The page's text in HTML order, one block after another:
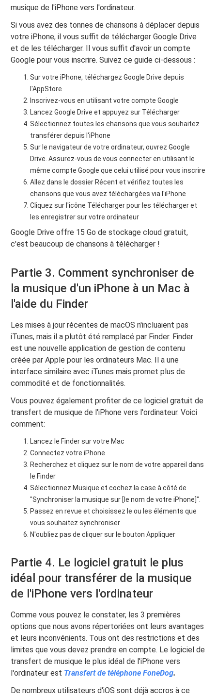
musique de l'iPhone vers l'ordinateur.
Si vous avez des tonnes de chansons à déplacer depuis
votre iPhone, il vous suffit de télécharger Google Drive
et de les télécharger. Il vous suffit d'avoir un compte
Google pour vous inscrire. Suivez ce guide ci-dessous :
Sur votre iPhone, téléchargez Google Drive depuis
l'AppStore
Inscrivez-vous en utilisant votre compte Google
Lancez Google Drive et appuyez sur Télécharger
Sélectionnez toutes les chansons que vous souhaitez
transférer depuis l'iPhone
Sur le navigateur de votre ordinateur, ouvrez Google
Drive. Assurez-vous de vous connecter en utilisant le
même compte Google que celui utilisé pour vous inscrire
Allez dans le dossier Récent et vérifiez toutes les
chansons que vous avez téléchargées via l'iPhone
Cliquez sur l'icône Télécharger pour les télécharger et
les enregistrer sur votre ordinateur
Google Drive offre 15 Go de stockage cloud gratuit,
c'est beaucoup de chansons à télécharger !
Partie 3. Comment synchroniser de
la musique d'un iPhone à un Mac à
l'aide du Finder
Les mises à jour récentes de macOS n'incluaient pas
iTunes, mais il a plutôt été remplacé par Finder. Finder
est une nouvelle application de gestion de contenu
créée par Apple pour les ordinateurs Mac. Il a une
interface similaire avec iTunes mais promet plus de
commodité et de fonctionnalités.
Vous pouvez également profiter de ce logiciel gratuit de
transfert de musique de l'iPhone vers l'ordinateur. Voici
comment:
Lancez le Finder sur votre Mac
Connectez votre iPhone
Recherchez et cliquez sur le nom de votre appareil dans
le Finder
Sélectionnez Musique et cochez la case à côté de
"Synchroniser la musique sur [le nom de votre iPhone]".
Passez en revue et choisissez le ou les éléments que
vous souhaitez synchroniser
N'oubliez pas de cliquer sur le bouton Appliquer
Partie 4. Le logiciel gratuit le plus
idéal pour transférer de la musique
de l'iPhone vers l'ordinateur
Comme vous pouvez le constater, les 3 premières
options que nous avons répertoriées ont leurs avantages
et leurs inconvénients. Tous ont des restrictions et des
limites que vous devez prendre en compte. Le logiciel de
transfert de musique le plus idéal de l'iPhone vers
l'ordinateur est Transfert de téléphone FoneDog.
De nombreux utilisateurs d'iOS sont déjà accros à ce